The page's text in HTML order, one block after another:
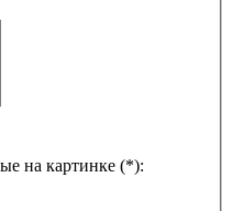
на картинке (*):